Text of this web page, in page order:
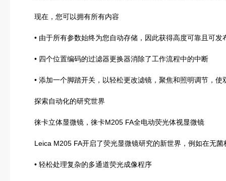
现在，您可以拥有所有内容
• 由于所有参数始终为您自动存储，因此获得高度可靠且可发
• 四个位置编码的过滤器更换器消除了工作流程中的中断
• 添加一个脚踏开关，以轻松更改滤镜，聚焦和照明调节，使
探索自动化的研究世界
徕卡立体显微镜，徕卡M205 FA全电动荧光体视显微镜
Leica M205 FA开启了荧光显微镜研究的新世界，例如在无菌
• 轻松处理复杂的多通道荧光成像程序